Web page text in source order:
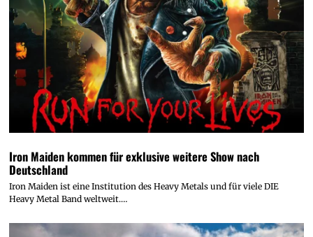
Iron Maiden kommen für exklusive weitere Show nach
Deutschland
Iron Maiden ist eine Institution des Heavy Metals und für viele DIE
Heavy Metal Band weltweit.…